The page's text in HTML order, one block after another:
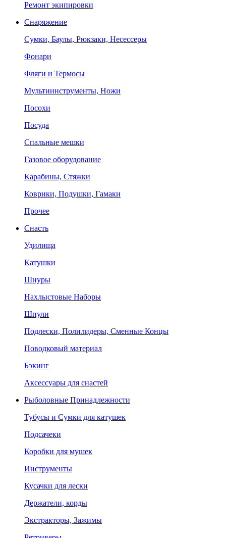
Ремонт экипировки
Снаряжение
Сумки, Баулы, Рюкзаки, Несессеры
Фонари
Фляги и Термосы
Мультиинструменты, Ножи
Посохи
Посуда
Спальные мешки
Газовое оборудование
Карабины, Стяжки
Коврики, Подушки, Гамаки
Прочее
Снасть
Удилища
Катушки
Шнуры
Нахлыстовые Наборы
Шпули
Подлески, Полилидеры, Сменные Концы
Поводковый материал
Бэкинг
Аксессуары для снастей
Рыболовные Принадлежности
Тубусы и Сумки для катушек
Подсачеки
Коробки для мушек
Инструменты
Кусачки для лески
Держатели, корды
Экстракторы, Зажимы